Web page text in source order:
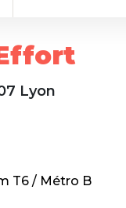
Lyon
T6 / Métro B